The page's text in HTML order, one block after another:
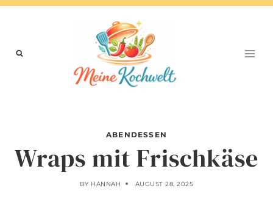
Skip
ABENDESSEN
Wraps mit Frischkäse
BY HANNAH AUGUST 28, 2025